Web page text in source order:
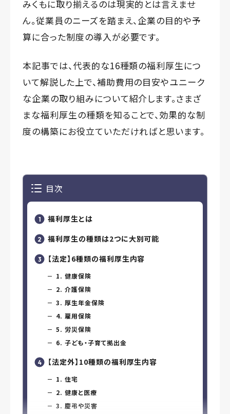
みくもに取り揃えるのは現実的とは言えませ
ん。従業員のニーズを踏まえ、企業の目的や予
算に合った制度の導入が必要です。
本記事では、代表的な16種類の福利厚生につ
いて解説した上で、補助費用の目安やユニーク
な企業の取り組みについて紹介します。さまざ
まな福利厚生の種類を知ることで、効果的な制
度の構築にお役立ていただければと思います。
目次
福利厚生とは
福利厚生の種類は2つに大別可能
【法定】6種類の福利厚生内容
1. 健康保険
2. 介護保険
3. 厚生年金保険
4. 雇用保険
5. 労災保険
6. 子ども・子育て拠出金
【法定外】10種類の福利厚生内容
1. 住宅
2. 健康と医療
3. 慶弔や災害